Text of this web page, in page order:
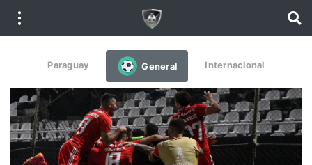
Paraguay General Internacional